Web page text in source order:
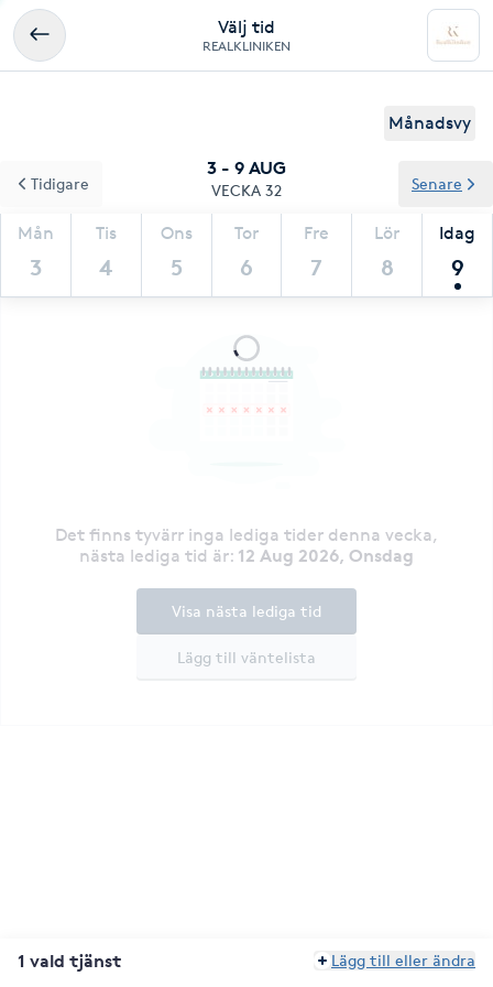
Välj tid
REALKLINIKEN
Månadsvy
3 - 9 AUG
VECKA 32
Mån
3
Tis
4
Ons
5
Tor
6
Fre
7
Lör
8
Idag
9
Tidigare Senare
Det finns tyvärr inga lediga tider denna vecka,
nästa lediga tid är: 12 Aug 2026, Onsdag
Lägg till väntelista
Visa nästa lediga tid
1 vald tjänst Lägg till eller ändra